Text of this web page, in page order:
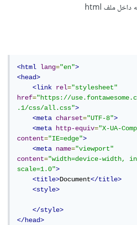
<html lang="en">
<head>
<link
rel="stylesheet"
href="https://
.1/css/all.css">
<meta
charset="UTF-8">
<meta
http-equiv="X-UA-
content="IE=edge">
<meta
name="viewport"
content="width=device-width,
scale=1.0">
<title>Document</title>
<style>
</style>
</head>